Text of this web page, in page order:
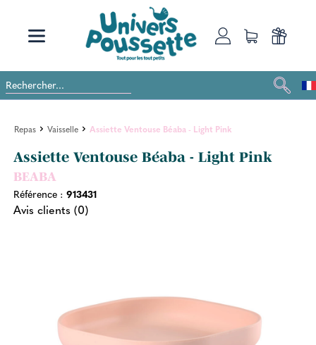
Repas Vaisselle Assiette Ventouse Béaba - Light Pink
Assiette Ventouse Béaba - Light Pink
BEABA
Référence : 913431
Avis clients (0)